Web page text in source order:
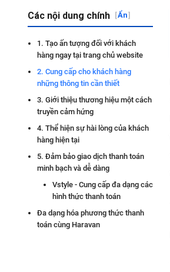
Các nội dung chính [Ẩn]
1. Tạo ấn tượng đối với khách
hàng ngay tại trang chủ website
2. Cung cấp cho khách hàng
những thông tin cần thiết
3. Giới thiệu thương hiệu một cách
truyền cảm hứng
4. Thể hiện sự hài lòng của khách
hàng hiện tại
5. Đảm bảo giao dịch thanh toán
minh bạch và dễ dàng
Vstyle - Cung cấp đa dạng các
hình thức thanh toán
Đa dạng hóa phương thức thanh
toán cùng Haravan